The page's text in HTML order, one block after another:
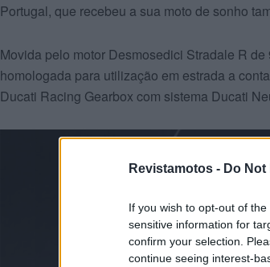
Revistamotos - Do
If you wish to opt-out of
sensitive information for
confirm your selection.
continue seeing interest-
Portugal, que recebeu a sua moto de sonho
Movida pelo motor Desmosedici Stradale R
homologada para utilização em estrada a
Ducati Racing Gearbox com sistema Ducati